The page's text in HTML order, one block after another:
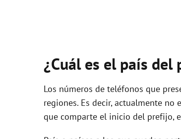
¿Cuál es el país
Los números de teléfonos que
regiones. Es decir, actualmente
que comparte el inicio del prefijo,